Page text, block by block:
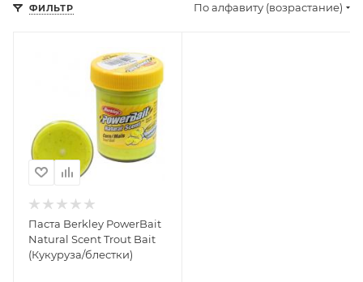
ФИЛЬТР По алфавиту (возрастание)
Паста Berkley PowerBait
Natural Scent Trout Bait
(Кукуруза/блестки)